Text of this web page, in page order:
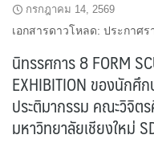
กรกฎาคม 14, 2569
เอกสารดาวโหลด: ประกาศ
นิทรรศการ 8 FORM
EXHIBITION ของนักศึ
ประติมากรรม คณะวิจิต
มหาวิทยาลัยเชียงใหม่